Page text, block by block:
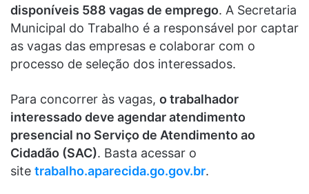
disponíveis 588 vagas de emprego. A Secretaria
Municipal do Trabalho é a responsável por captar
as vagas das empresas e colaborar com o
processo de seleção dos interessados.
Para concorrer às vagas, o trabalhador
interessado deve agendar atendimento
presencial no Serviço de Atendimento ao
Cidadão (SAC). Basta acessar o
site trabalho.aparecida.go.gov.br.